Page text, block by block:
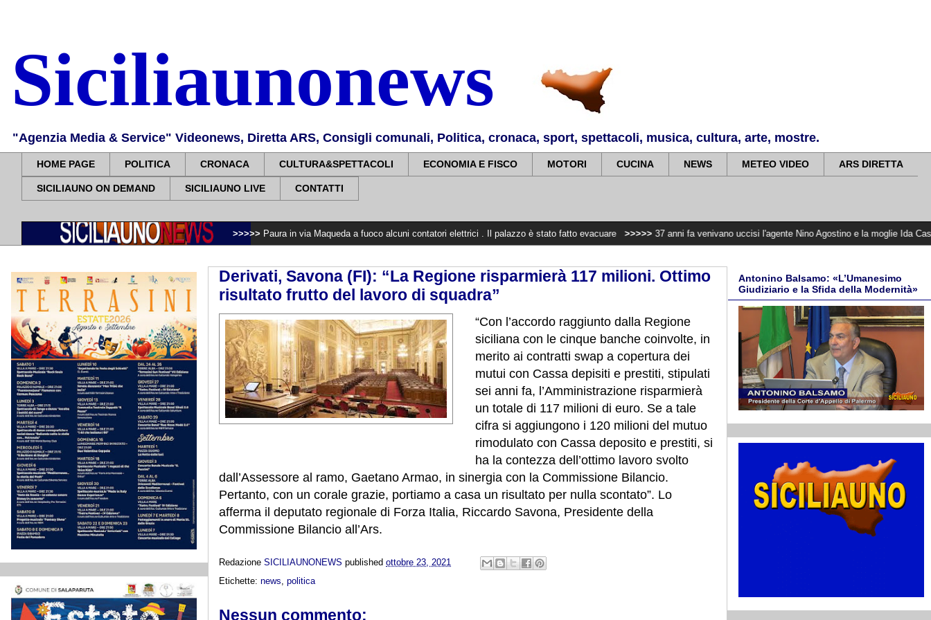
Siciliaunonews
"Agenzia Media & Service" Videonews, Diretta ARS, Consigli comunali, Politica, cronaca, sport, spettacoli, musica, cultura, arte, mostre.
HOME PAGE POLITICA CRONACA CULTURA&SPETTACOLI ECONOMIA E FISCO MOTORI CUCINA NEWS METEO VIDEO ARS DIRETTA
SICILIAUNO ON DEMAND SICILIAUNO LIVE CONTATTI
>>>>> Paura in via Maqueda a fuoco alcuni contatori elettrici . Il palazzo è stato fatto evacuare >>>>> 37 anni fa venivano uccisi l'agente Nino Agostino e la moglie Ida Castelluccio . Il
Derivati, Savona (FI): “La Regione risparmierà 117 milioni. Ottimo
risultato frutto del lavoro di squadra”
“Con l’accordo raggiunto dalla Regione
siciliana con le cinque banche coinvolte, in
merito ai contratti swap a copertura dei
mutui con Cassa depisiti e prestiti, stipulati
sei anni fa, l’Amministrazione risparmierà
un totale di 117 milioni di euro. Se a tale
cifra si aggiungono i 120 milioni del mutuo
rimodulato con Cassa deposito e prestiti, si
ha la contezza dell’ottimo lavoro svolto
dall’Assessore al ramo, Gaetano Armao, in sinergia con la Commissione Bilancio.
Pertanto, con un corale grazie, portiamo a casa un risultato per nulla scontato”. Lo
afferma il deputato regionale di Forza Italia, Riccardo Savona, Presidente della
Commissione Bilancio all’Ars.
Redazione SICILIAUNONEWS published ottobre 23, 2021
Etichette: news politica
Nessun commento:
Antonino Balsamo: «L’Umanesimo
Giudiziario e la Sfida della Modernità»